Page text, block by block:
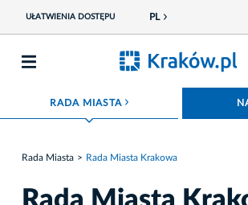
UŁATWIENIA DOSTĘPU PL
RADA MIASTAROZWIŃ MENU
Rada Miasta Rada Miasta Krakowa